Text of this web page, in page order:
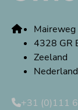
4328 GR
Zeeland
Nederland
+31 (0)111